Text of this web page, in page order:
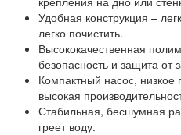
Удобная конструкция –
легко почистить.
Высококачественная
безопасность и защита от
Компактный насос, низкое
высокая
Стабильная, бесшумная
греет воду.